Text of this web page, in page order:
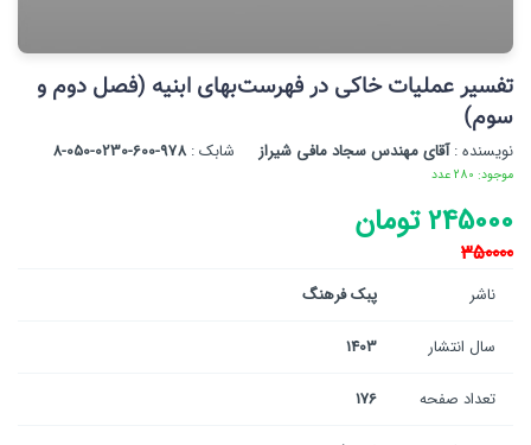
تفسیر عملیات خاکی در فهرست‌بهای ابنیه (فصل دوم و
سوم)
نویسنده :آقای مهندس سجاد مافی شیراز شابک :978-600-0230-050-8
موجود: 280 عدد
245000 تومان
350000
ناشر پبک فرهنگ
سال انتشار 1403
تعداد صفحه 176